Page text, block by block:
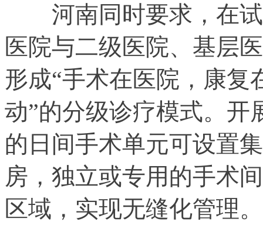
河南同时要求，在试
医院与二级医院、基层
形成“手术在医院，康复
动”的分级诊疗模式。开
的日间手术单元可设置
房，独立或专用的手术
区域，实现无缝化管理。